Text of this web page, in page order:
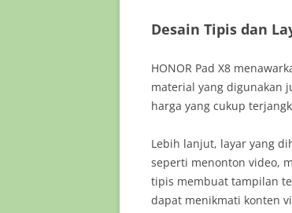
Desain Tipis dan
HONOR Pad X8
material yang digunakan
harga yang cukup
Lebih lanjut, layar yang
seperti menonton video,
tipis membuat tampilan
dapat menikmati konten